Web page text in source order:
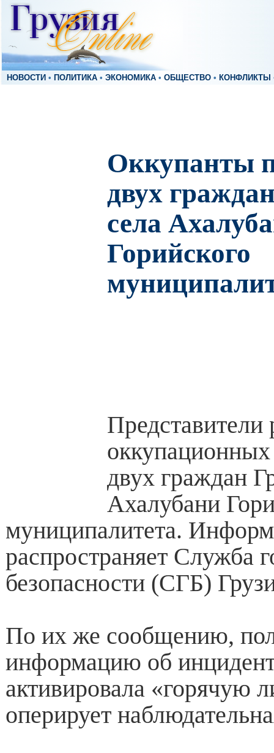
НОВОСТИ • ПОЛИТИКА • ЭКОНОМИКА • ОБЩЕСТВО • КОНФЛИКТЫ
Оккупанты
двух
села
Горийского
Представители
двух граждан
Ахалубани
муниципалитета.
распространяет Служба
безопасности (СГБ)
По их же сообщению,
информацию об
активировала «горячую
оперирует